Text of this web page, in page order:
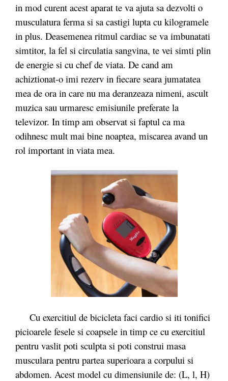
in mod curent acest aparat te va ajuta sa dezvolti o
musculatura ferma si sa castigi lupta cu kilogramele
in plus. Deasemenea ritmul cardiac se va imbunatati
simtitor, la fel si circulatia sangvina, te vei simti plin
de energie si cu chef de viata. De cand am
achiztionat-o imi rezerv in fiecare seara jumatatea
mea de ora in care nu ma deranzeaza nimeni, ascult
muzica sau urmaresc emisiunile preferate la
televizor. In timp am observat si faptul ca ma
odihnesc mult mai bine noaptea, miscarea avand un
rol important in viata mea.
Cu exercitiul de bicicleta faci cardio si iti tonifici
picioarele fesele si coapsele in timp ce cu exercitiul
pentru vaslit poti sculpta si poti construi masa
musculara pentru partea superioara a corpului si
abdomen. Acest model cu dimensiunile de: (L, l, H)